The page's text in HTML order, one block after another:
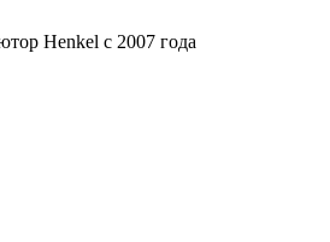
Henkel с 2007 года